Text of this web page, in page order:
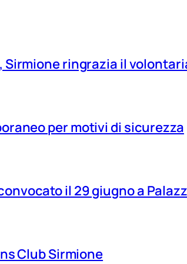
Sirmione ringrazia il
per motivi di sicurezza
il 29 giugno a
Club Sirmione